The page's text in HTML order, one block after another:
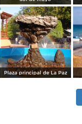
Plaza principal de La Paz